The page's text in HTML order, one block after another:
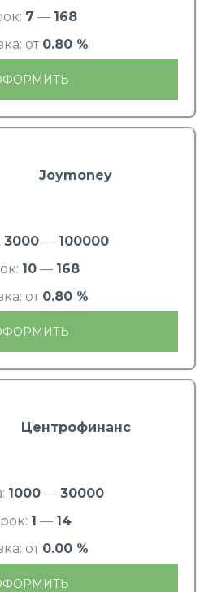
7 — 168
от 0.80 %
Joymoney
3000— 100000
10 — 168
от 0.80 %
Центрофинанс
1000 — 30000
1 — 14
от 0.00 %